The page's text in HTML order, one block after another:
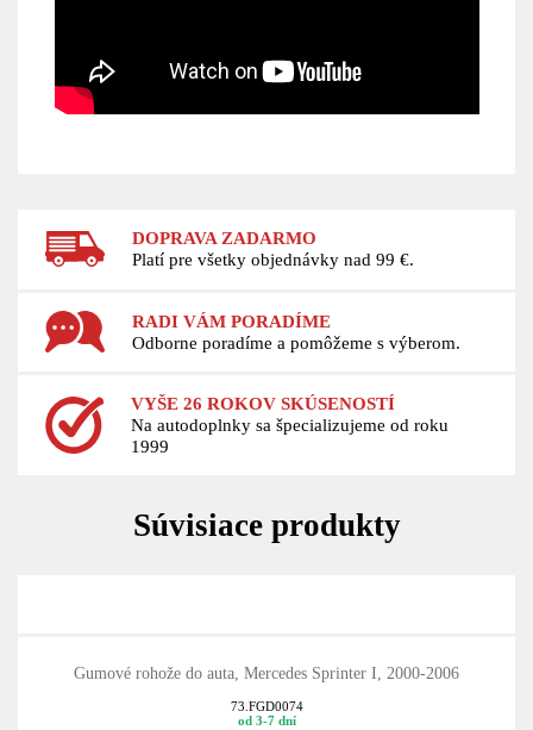
DOPRAVA ZADARMO
Platí pre všetky objednávky nad 99 €.
RADI VÁM PORADÍME
Odborne poradíme a pomôžeme s výberom.
VYŠE 26 ROKOV SKÚSENOSTÍ
Na autodoplnky sa špecializujeme od roku
1999
Súvisiace produkty
Gumové rohože do auta, Mercedes Sprinter I, 2000-2006
73.FGD0074
od 3-7 dní